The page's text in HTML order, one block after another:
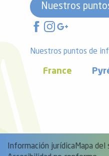
Nuestros
Nuestros puntos de
France
Información jurídica Mapa del